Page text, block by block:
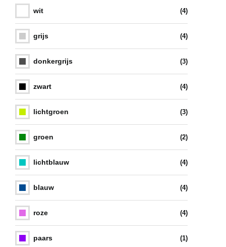
wit (4)
grijs (4)
donkergrijs (3)
zwart (4)
lichtgroen (3)
groen (2)
lichtblauw (4)
blauw (4)
roze (4)
paars (1)